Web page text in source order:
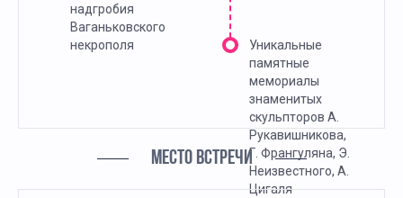
надгробия
Ваганьковского
некрополя
Уникальные
памятные
мемориалы
знаменитых
скульпторов А.
Рукавишникова,
Г. Франгуляна, Э.
Неизвестного, А.
Цигаля
МЕСТО ВСТРЕЧИ